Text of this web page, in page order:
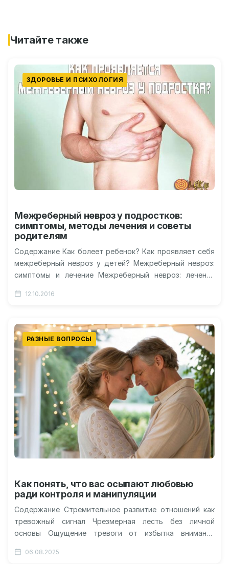
Читайте также
ЗДОРОВЬЕ И ПСИХОЛОГИЯ
Межреберный невроз у подростков:
симптомы, методы лечения и советы
родителям
Содержание Как болеет ребенок? Как проявляет себя
межреберный невроз у детей? Межреберный невроз:
симптомы и лечение Межреберный невроз: лечение
межреберной…
12.10.2016
РАЗНЫЕ ВОПРОСЫ
Как понять, что вас осыпают любовью
ради контроля и манипуляции
Содержание Стремительное развитие отношений как
тревожный сигнал Чрезмерная лесть без личной
основы Ощущение тревоги от избытка внимания
взглядов Изоляция под видом…
06.08.2025